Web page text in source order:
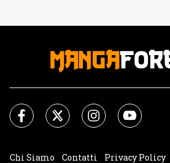
Chi Siamo Contatti Privacy Policy